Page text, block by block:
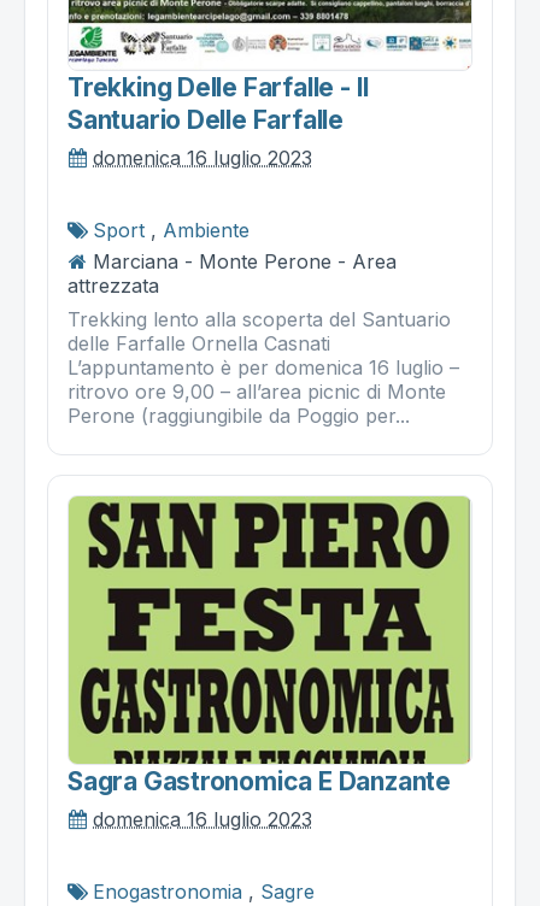
Trekking Delle Farfalle - Il
Santuario Delle Farfalle
domenica 16 luglio 2023
Sport , Ambiente
Marciana - Monte Perone - Area
attrezzata
Trekking lento alla scoperta del Santuario
delle Farfalle Ornella Casnati
L’appuntamento è per domenica 16 luglio –
ritrovo ore 9,00 – all’area picnic di Monte
Perone (raggiungibile da Poggio per...
Sagra Gastronomica E Danzante
domenica 16 luglio 2023
Enogastronomia , Sagre